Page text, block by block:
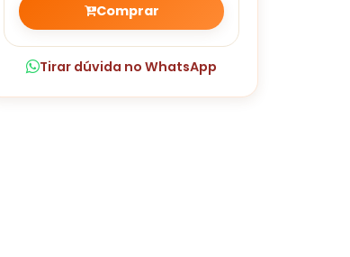
Comprar
Tirar dúvida no WhatsApp